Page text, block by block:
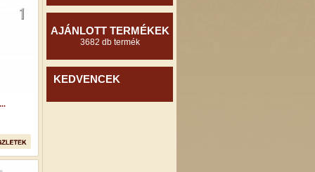
AJÁNLOTT TERMÉKEK
3682 db termék
KEDVENCEK